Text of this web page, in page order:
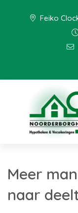
Feiko
Meer
naar